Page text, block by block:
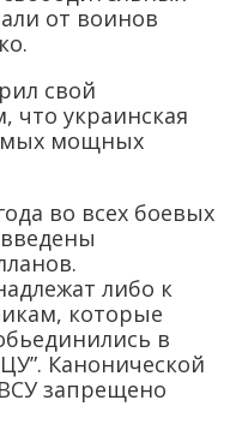
от воинов
свой
что украинская
мощных
во всех боевых
либо к
которые
в
Канонической
запрещено